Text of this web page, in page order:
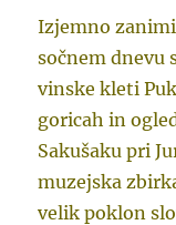
Izjemno
sočnem dnevu
vinske kleti
goricah in
Sakušaku pri
muzejska
velik poklon